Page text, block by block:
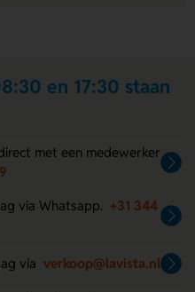
en 17:30 staan
met een medewerker
via Whatsapp. +31 344
via verkoop@lavista.nl